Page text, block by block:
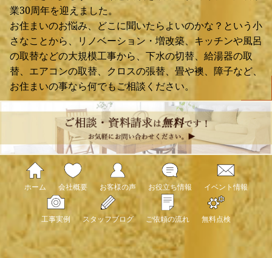
業30周年を迎えました。
お住まいのお悩み、どこに聞いたらよいのかな？という小
さなことから、リノベーション・増改築、キッチンや風呂
の取替などの大規模工事から、下水の切替、給湯器の取
替、エアコンの取替、クロスの張替、畳や襖、障子など、
お住まいの事なら何でもご相談ください。
ホーム 会社概要 お客様の声 お役立ち情報 イベント情報
工事実例 スタッフブログ ご依頼の流れ 無料点検